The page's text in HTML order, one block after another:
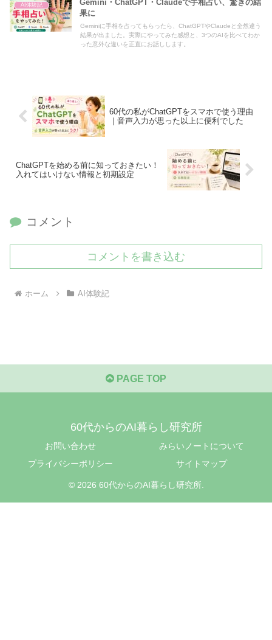
AI体験記
Gemini・ChatGPT・Claudeで手相占い、驚きの結
果に
Geminiに手相を占ってもらったら、ChatGPTやClaudeと全然違う
結果が出ました。実際にやってみた感想と、3つのAIを比べてわか
った意外な違いを正直にお話しします。
60代の私がChatGPTをスマホで使う理由
｜音声入力が思った以上に便利でした
ChatGPTを始める前に知っておきたい！
入れてはいけない情報と初期設定
コメント
コメントを書き込む
ホーム AI体験記
PAGE TOP
60代からのAI暮らし研究所
お問い合わせ
みらいノートについて
プライバシーポリシー
サイトマップ
© 2026 60代からのAI暮らし研究所.